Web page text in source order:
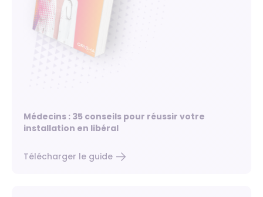
Médecins : 35 conseils pour réussir votre
installation en libéral
Télécharger le guide